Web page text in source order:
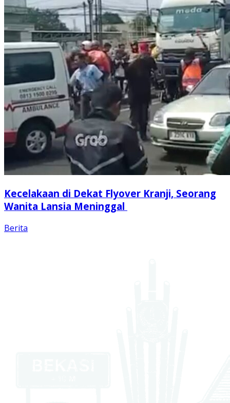
Kecelakaan di Dekat Flyover Kranji, Seorang
Wanita Lansia Meninggal
Berita